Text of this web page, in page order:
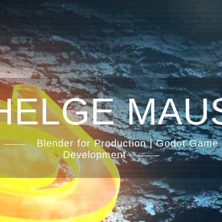
Blender for Production | Godot Game
Development